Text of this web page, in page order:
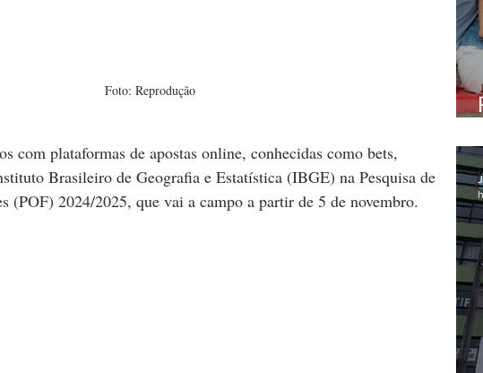
Foto: Reprodução
com plataformas de apostas online, conhecidas como bets,
Brasileiro de Geografia e Estatística (IBGE) na Pesquisa de
(POF) 2024/2025, que vai a campo a partir de 5 de novembro.